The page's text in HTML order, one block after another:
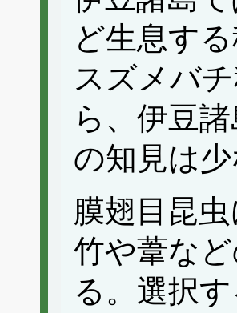
ど生息す
スズメバ
ら、伊豆
の知見は
膜翅目昆
竹や葦な
る。選択